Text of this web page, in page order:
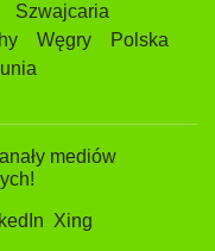
Szwajcaria
Węgry
Polska
mediów
Xing